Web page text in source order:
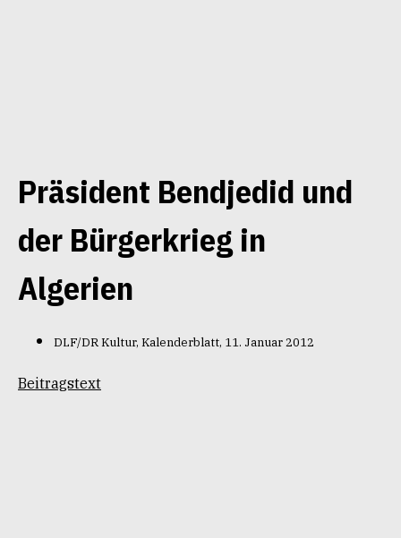
Präsident Bendjedid und
der Bürgerkrieg in
Algerien
DLF/DR Kultur, Kalenderblatt, 11. Januar 2012
Beitragstext